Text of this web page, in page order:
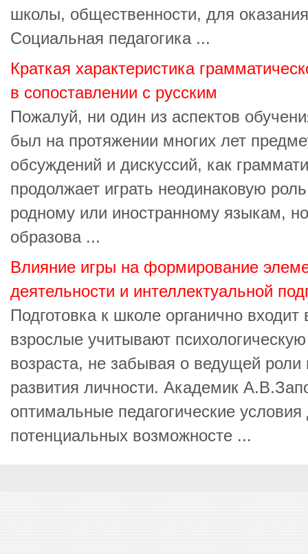
школы, общественности, для
Социальная педагогика ...
Краткая характеристика
в сопоставлении с русским
Пожалуй, ни один из аспектов
был на протяжении многих лет
обсуждений и дискуссий, как
продолжает играть неодинаковую
родному или иностранному языкам,
образова ...
Влияние игры на формирование
деятельности и интеллектуальной
Подготовка к школе органично
взрослые учитывают
возраста, не забывая о ведущей роли
развития личности. Академик
оптимальные педагогические
потенциальных возможносте ...